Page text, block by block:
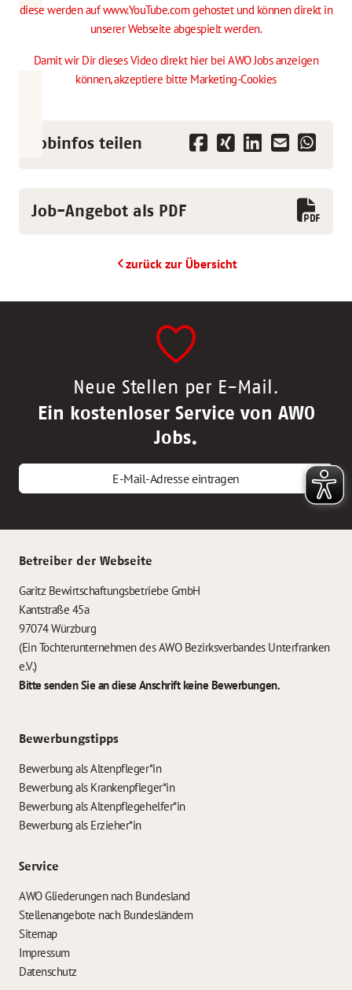
diese werden auf www.YouTube.com gehostet und können direkt in
unserer Webseite abgespielt werden.
Damit wir Dir dieses Video direkt hier bei AWO Jobs anzeigen
können,akzeptiere bitte Marketing-Cookies
Jobinfos teilen
Job-Angebot als PDF
zurück zur Übersicht
Neue Stellen per E-Mail.
Ein kostenloser Service von AWO
Jobs.
E-Mail-Adresse eintragen
Betreiber der Webseite
Garitz Bewirtschaftungsbetriebe GmbH
Kantstraße 45a
97074 Würzburg
(Ein Tochterunternehmen des AWO Bezirksverbandes Unterfranken
e.V.)
Bitte senden Sie an diese Anschrift keine Bewerbungen.
Bewerbungstipps
Bewerbung als Altenpfleger*in
Bewerbung als Krankenpfleger*in
Bewerbung als Altenpflegehelfer*in
Bewerbung als Erzieher*in
Service
AWO Gliederungen nach Bundesland
Stellenangebote nach Bundesländern
Sitemap
Impressum
Datenschutz